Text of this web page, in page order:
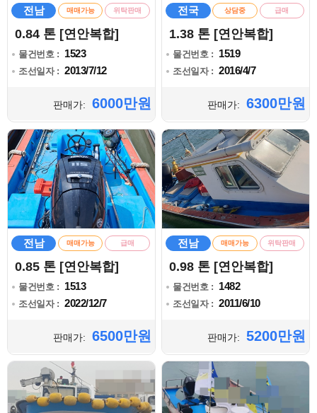
전남 매매가능 위탁판매
0.84 톤 [연안복합]
물건번호 : 1523
조선일자 : 2013/7/12
판매가: 6000만원
전국 상담중 급매
1.38 톤 [연안복합]
물건번호 : 1519
조선일자 : 2016/4/7
판매가: 6300만원
전남 매매가능 급매
0.85 톤 [연안복합]
물건번호 : 1513
조선일자 : 2022/12/7
판매가: 6500만원
전남 매매가능 위탁판매
0.98 톤 [연안복합]
물건번호 : 1482
조선일자 : 2011/6/10
판매가: 5200만원